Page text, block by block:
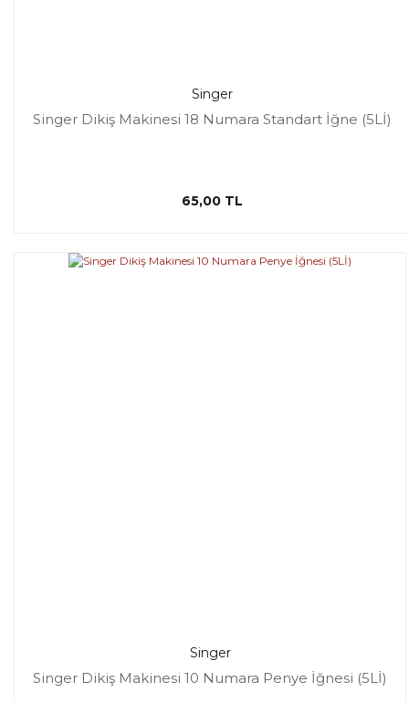
Singer
Singer Dikiş Makinesi 18 Numara Standart İğne (5Lİ)
65,00 TL
Singer
Singer Dikiş Makinesi 10 Numara Penye İğnesi (5Lİ)